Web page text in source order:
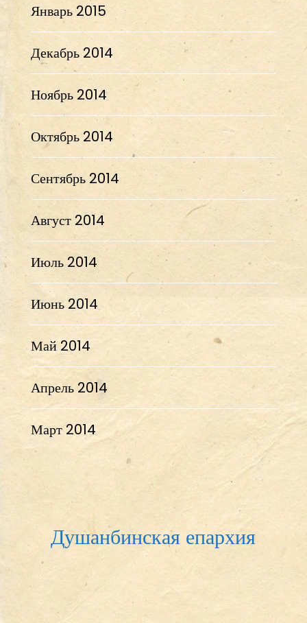
Январь 2015
Декабрь 2014
Ноябрь 2014
Октябрь 2014
Сентябрь 2014
Август 2014
Июль 2014
Июнь 2014
Май 2014
Апрель 2014
Март 2014
Душанбинская епархия